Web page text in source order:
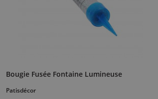
Bougie Fusée Fontaine Lumineuse
Patisdécor